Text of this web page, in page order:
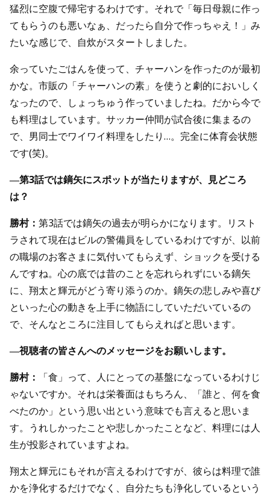
猛烈に空腹で帰宅するわけです。それで「毎日母親に作っ
てもらうのも悪いなぁ、だったら自分で作っちゃえ！」み
たいな感じで、自炊がスタートしました。
余っていたごはんを使って、チャーハンを作ったのが最初
かな。市販の「チャーハンの素」を使うと劇的においしく
なったので、しょっちゅう作っていましたね。だから今で
も料理はしています。サッカー仲間が試合後に集まるの
で、男同士でワイワイ料理をしたり…。完全に体育会状態
です(笑)。
―第3話では鏑矢にスポットが当たりますが、見どころ
は？
勝村： 第3話では鏑矢の過去が明らかになります。リスト
ラされて現在はビルの警備員をしているわけですが、以前
の職場のお客さまに気付いてもらえず、ショックを受ける
んですね。心の底では昔のことを忘れられずにいる鏑矢
に、翔太と輝元がどう寄り添うのか。鏑矢の悲しみや喜び
といった心の動きを上手に物語にしていただいているの
で、そんなところに注目してもらえればと思います。
―視聴者の皆さんへのメッセージをお願いします。
勝村：
「食」って、人にとっての基盤になっているわけじ
ゃないですか。それは栄養面はもちろん、「誰と、何を食
べたのか」という思い出という意味でも言えると思いま
す。うれしかったことや悲しかったことなど、料理には人
生が投影されていますよね。
翔太と輝元にもそれが言えるわけですが、彼らは料理で誰
かを浄化するだけでなく、自分たちも浄化しているという